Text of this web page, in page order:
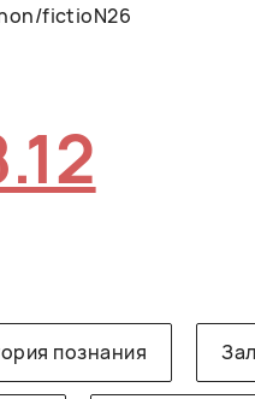
fictioN26
познания